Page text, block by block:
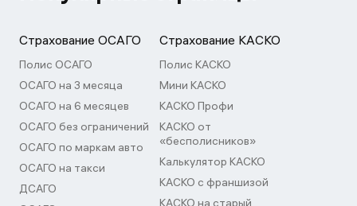
Страхование ОСАГО
Полис ОСАГО
ОСАГО на 3 месяца
ОСАГО на 6 месяцев
ОСАГО без ограничений
ОСАГО по маркам авто
ОСАГО на такси
ДСАГО
Страхование КАСКО
Полис КАСКО
Мини КАСКО
КАСКО Профи
КАСКО от
«бесполисников»
Калькулятор КАСКО
КАСКО с франшизой
КАСКО на старый